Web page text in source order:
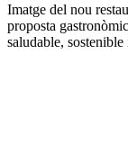
Imatge del nou
proposta
saludable,